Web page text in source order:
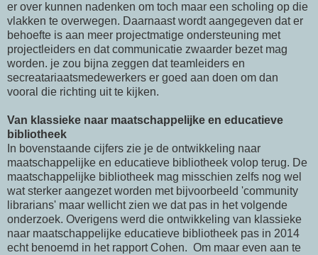
er over kunnen nadenken om toch maar een scholing op die
vlakken te overwegen. Daarnaast wordt aangegeven dat er
behoefte is aan meer projectmatige ondersteuning met
projectleiders en dat communicatie zwaarder bezet mag
worden. je zou bijna zeggen dat teamleiders en
secreatariaatsmedewerkers er goed aan doen om dan
vooral die richting uit te kijken.
Van klassieke naar maatschappelijke en educatieve
bibliotheek
In bovenstaande cijfers zie je de ontwikkeling naar
maatschappelijke en educatieve bibliotheek volop terug. De
maatschappelijke bibliotheek mag misschien zelfs nog wel
wat sterker aangezet worden met bijvoorbeeld 'community
librarians' maar wellicht zien we dat pas in het volgende
onderzoek. Overigens werd die ontwikkeling van klassieke
naar maatschappelijke educatieve bibliotheek pas in 2014
echt benoemd in het rapport Cohen. Om maar even aan te